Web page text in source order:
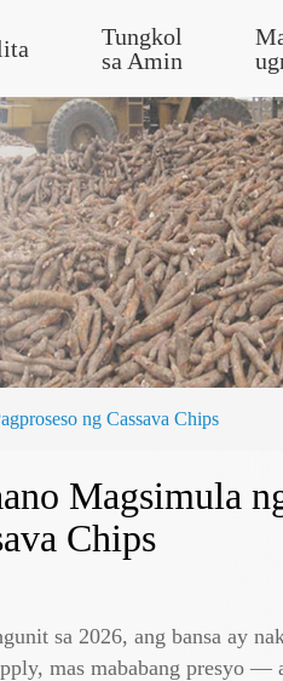
Tungkol
sa Amin
ng Cassava Chips
Magsimula
Chips
sa 2026, ang bansa ay
mas mababang presyo —